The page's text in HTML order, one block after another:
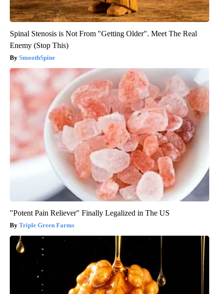
Spinal Stenosis is Not From "Getting Older". Meet The Real
Enemy (Stop This)
SmoothSpine
"Potent Pain Reliever" Finally Legalized in The US
Triple Green Farms